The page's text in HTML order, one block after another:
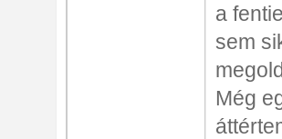
a
sem
Még